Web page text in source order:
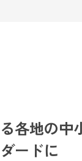
各地の中
ードに